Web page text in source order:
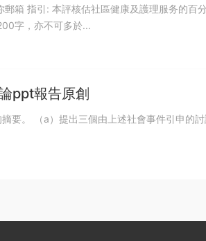
一條題目，回
字，亦不可多於...
ppt報告原創